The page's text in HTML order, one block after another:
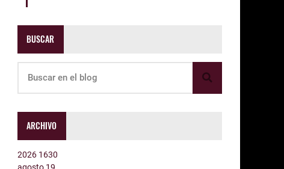
BUSCAR
ARCHIVO
2026 1630
agosto 19